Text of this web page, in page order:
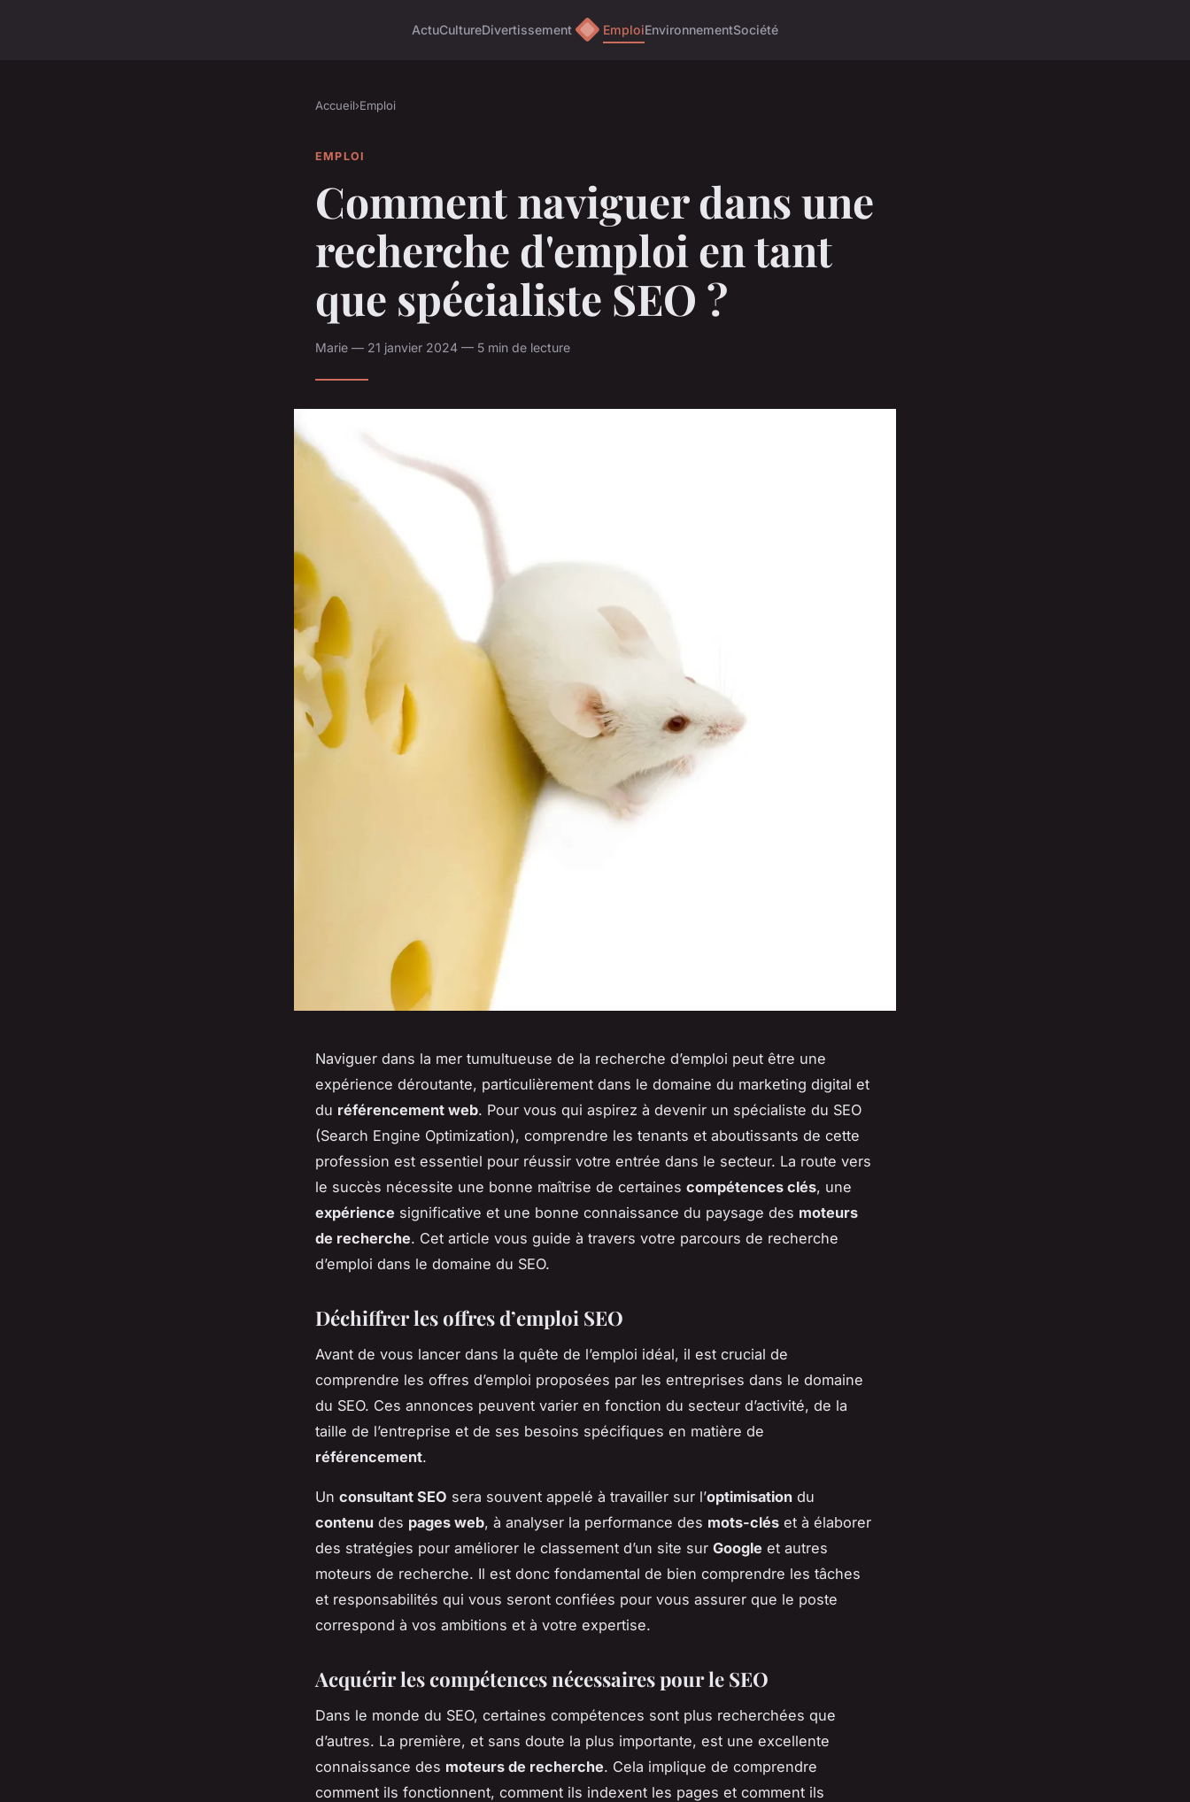
ActuCultureDivertissement EmploiEnvironnementSociété
Accueil›Emploi
EMPLOI
Comment naviguer dans une
recherche d'emploi en tant
que spécialiste SEO ?
Marie — 21 janvier 2024 — 5 min de lecture
Naviguer dans la mer tumultueuse de la recherche d’emploi peut être une
expérience déroutante, particulièrement dans le domaine du marketing digital et
du référencement web. Pour vous qui aspirez à devenir un spécialiste du SEO
(Search Engine Optimization), comprendre les tenants et aboutissants de cette
profession est essentiel pour réussir votre entrée dans le secteur. La route vers
le succès nécessite une bonne maîtrise de certaines compétences clés, une
expérience significative et une bonne connaissance du paysage des moteurs
de recherche. Cet article vous guide à travers votre parcours de recherche
d’emploi dans le domaine du SEO.
Déchiffrer les offres d’emploi SEO
Avant de vous lancer dans la quête de l’emploi idéal, il est crucial de
comprendre les offres d’emploi proposées par les entreprises dans le domaine
du SEO. Ces annonces peuvent varier en fonction du secteur d’activité, de la
taille de l’entreprise et de ses besoins spécifiques en matière de
référencement.
Un consultant SEO sera souvent appelé à travailler sur l’optimisation du
contenu des pages web, à analyser la performance des mots-clés et à élaborer
des stratégies pour améliorer le classement d’un site sur Google et autres
moteurs de recherche. Il est donc fondamental de bien comprendre les tâches
et responsabilités qui vous seront confiées pour vous assurer que le poste
correspond à vos ambitions et à votre expertise.
Acquérir les compétences nécessaires pour le SEO
Dans le monde du SEO, certaines compétences sont plus recherchées que
d’autres. La première, et sans doute la plus importante, est une excellente
connaissance des moteurs de recherche. Cela implique de comprendre
comment ils fonctionnent, comment ils indexent les pages et comment ils